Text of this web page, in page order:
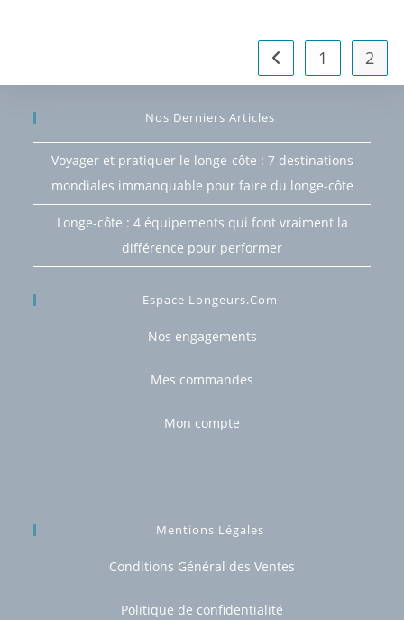
1 2
Nos Derniers Articles
Voyager et pratiquer le longe-côte : 7 destinations
mondiales immanquable pour faire du longe-côte
Longe-côte : 4 équipements qui font vraiment la
différence pour performer
Espace Longeurs.com
Nos engagements
Mes commandes
Mon compte
Mentions Légales
Conditions Général des Ventes
Politique de confidentialité